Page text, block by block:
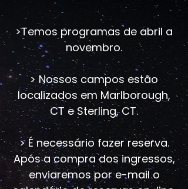
>Temos programas de abril a
novembro.
> Nossos campos estão
localizados em Marlborough,
CT e Sterling, CT.
> É necessário fazer reserva.
Após a compra dos ingressos,
enviaremos por e-mail o